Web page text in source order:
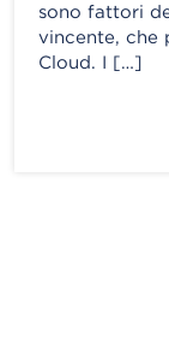
sono fattori
vincente, che
Cloud. I […]